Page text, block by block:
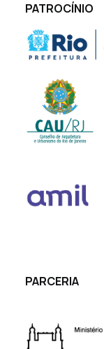
PATROCÍNIO
PARCERIA